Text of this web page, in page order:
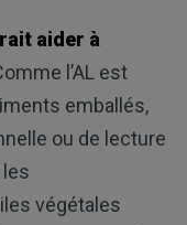
aider à
l’AL est
emballés,
ou de lecture
végétales